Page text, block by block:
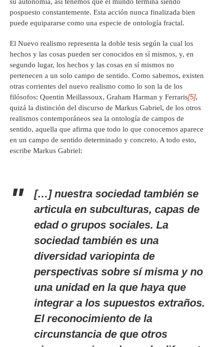
pospuesto constantemente. Esta acción nunca finalizada bien
puede equipararse como una especie de ontología fractal.
El Nuevo realismo representa la doble tesis según la cual los
hechos y las cosas pueden ser conocidos en sí mismos, y, en
segundo lugar, los hechos y las cosas en sí mismos no
pertenecen a un solo campo de sentido. Como sabemos, existen
otras corrientes del nuevo realismo como lo son la de los
filósofos: Quentin Meillassoux, Graham Harman y Ferraris[5],
quizá la distinción del discurso de Markus Gabriel, de los otros
realismos contemporáneos sea la ontología de campos de
sentido, aquella que afirma que todo lo que conocemos aparece
en un campo de sentido determinado y concreto. A todo esto,
escribe Markus Gabriel:
[…] nuestra sociedad también se
articula en subculturas, capas de
edad o grupos sociales. La
sociedad también es una
diversidad variopinta de
perspectivas sobre sí misma y no
una unidad en la que haya que
integrar a los supuestos extraños.
El reconocimiento de la
circunstancia de que otros